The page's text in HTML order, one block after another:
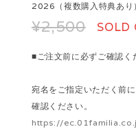
2026（複数購入特典あり
¥2,500 SOLD
■ご注文前に必ずご確認く
宛名をご指定いただく前
確認ください。
https://